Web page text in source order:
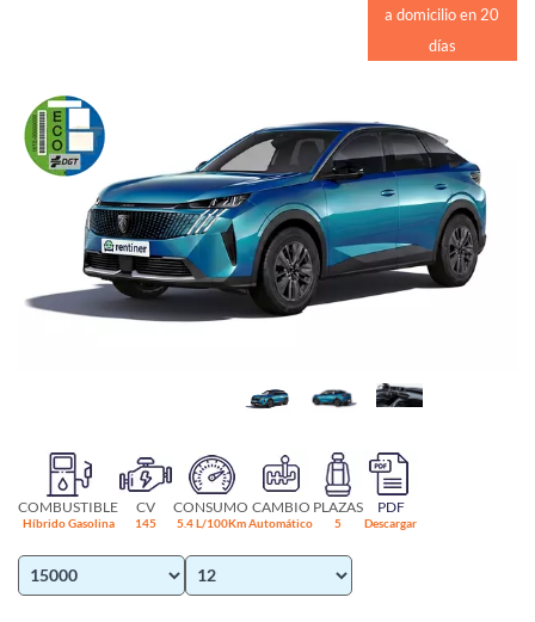
a domicilio en 20
días
COMBUSTIBLE
Híbrido Gasolina
CV
145
CONSUMO
5.4 L/100Km
CAMBIO
Automático
PLAZAS
5
PDF
Descargar